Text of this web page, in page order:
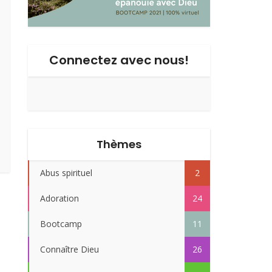
Connectez avec nous!
Thèmes
Abus spirituel 2
Adoration 24
Bootcamp 11
Connaître Dieu 26